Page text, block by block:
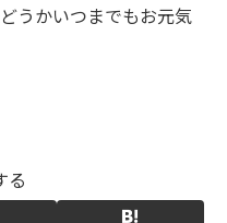
うかいつまでもお元気
る